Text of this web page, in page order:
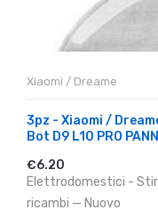
Xiaomi / Dreame
3pz - Xiaomi /
Bot D9 L10 PRO
€6.20
Elettrodomestici -
ricambi — Nuovo